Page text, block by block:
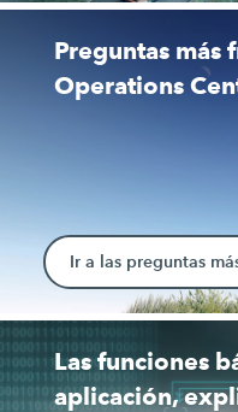
Preguntas más
Operations
Ir a las preguntas
Las funciones
aplicación,